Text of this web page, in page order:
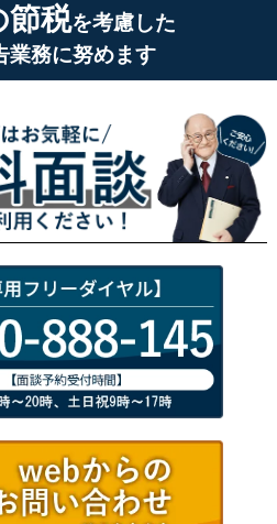
節税を考慮した
業務に努めます